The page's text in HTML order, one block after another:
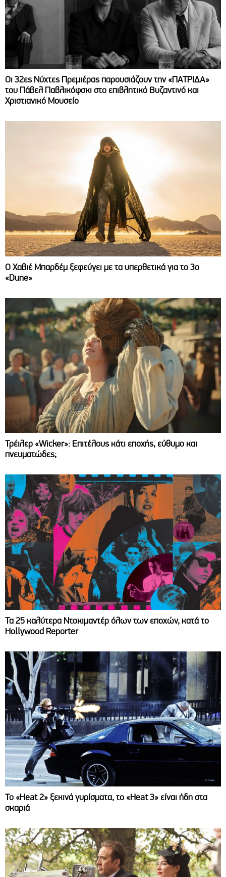
Οι 32ες Νύχτες Πρεμιέρας παρουσιάζουν την «ΠΑΤΡΙΔΑ»
του Πάβελ Παβλικόφσκι στο επιβλητικό Βυζαντινό και
Χριστιανικό Μουσείο
O Χαβιέ Μπαρδέμ ξεφεύγει με τα υπερθετικά για το 3ο
«Dune»
Τρέιλερ «Wicker»: Επιτέλους κάτι εποχής, εύθυμο και
πνευματώδες;
Τα 25 καλύτερα Ντοκιμαντέρ όλων των εποχών, κατά το
Hollywood Reporter
Το «Heat 2» ξεκινά γυρίσματα, το «Heat 3» είναι ήδη στα
σκαριά